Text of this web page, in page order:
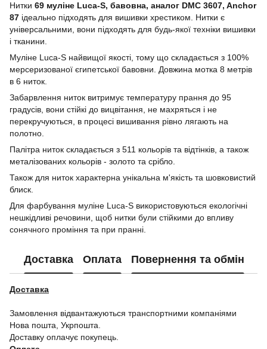
Нитки 69 муліне Luca-S, бавовна, аналог DMC 3607, Anchor
87 ідеально підходять для вишивки хрестиком. Нитки є
універсальними, вони підходять для будь-якої техніки вишивки
і тканини.
Муліне Luca-S найвищої якості, тому що складається з 100%
мерсеризованої єгипетської бавовни. Довжина мотка 8 метрів
в 6 ниток.
Забарвлення ниток витримує температуру прання до 95
градусів, вони стійкі до вицвітання, не махряться і не
перекручуються, в процесі вишивання рівно лягають на
полотно.
Палітра ниток складається з 511 кольорів та відтінків, а також
металізованих кольорів - золото та срібло.
Також для ниток характерна унікальна м'якість та шовковистий
блиск.
Для фарбування муліне Luca-S використовуються екологічні
нешкідливі речовини, щоб нитки були стійкими до впливу
сонячного проміння та при пранні.
Доставка Оплата Повернення та обмін
Доставка
Замовлення відвантажуються транспортними компаніями
Нова пошта, Укрпошта.
Доставку оплачує покупець.